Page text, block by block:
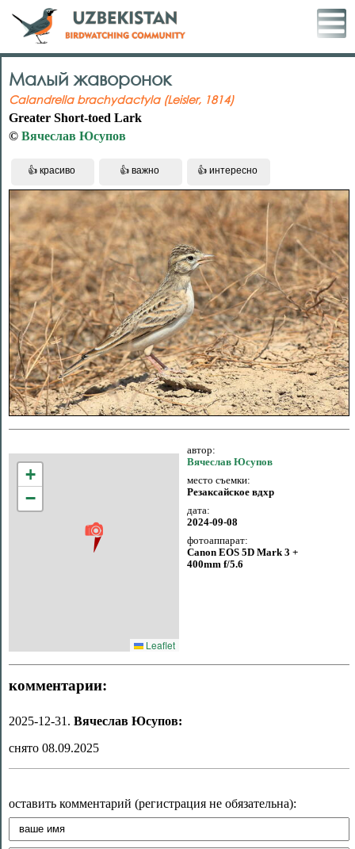
Малый жаворонок
Calandrella brachydactyla (Leisler, 1814)
Greater Short-toed Lark
© Вячеслав Юсупов
+
−
Leaflet
автор:
Вячеслав Юсупов
место съемки:
Резаксайское вдхр
дата:
2024-09-08
фотоаппарат:
Canon EOS 5D Mark 3 +
400mm f/5.6
комментарии:
2025-12-31. Вячеслав Юсупов:
снято 08.09.2025
оставить комментарий (регистрация не обязательна):